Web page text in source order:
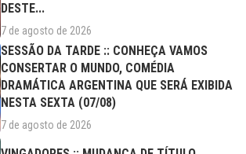
DESTE...
7 de agosto de 2026
SESSÃO DA TARDE :: CONHEÇA VAMOS
CONSERTAR O MUNDO, COMÉDIA
DRAMÁTICA ARGENTINA QUE SERÁ EXIBIDA
NESTA SEXTA (07/08)
7 de agosto de 2026